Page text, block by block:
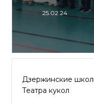
25.02.24
Дзержинские
Театра кукол